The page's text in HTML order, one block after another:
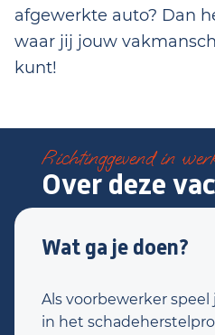
afgewerkte auto? Dan
waar jij jouw
kunt!
Richtinggevend in
Over deze
Wat ga je doen?
Als voorbewerker speel
in het